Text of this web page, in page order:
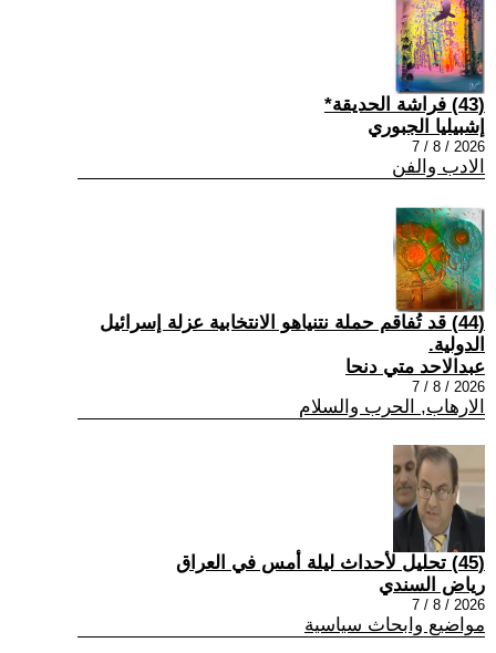
(43) فراشة الحديقة*
إشبيليا الجبوري
2026 / 8 / 7
الادب والفن
(44) قد تُفاقم حملة نتنياهو الانتخابية عزلة إسرائيل
الدولية.
عبدالاحد متي دنحا
2026 / 8 / 7
الارهاب, الحرب والسلام
(45) تحليل لأحداث ليلة أمس في العراق
رياض السندي
2026 / 8 / 7
مواضيع وابحاث سياسية